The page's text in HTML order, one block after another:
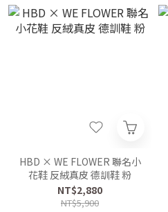
HBD × WE FLOWER 聯名小
花鞋 反絨真皮 德訓鞋 粉
NT$2,880
NT$5,900